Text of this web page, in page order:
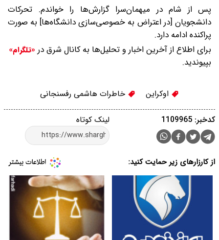
پس از شام در میهمان‌سرا گزارش‌ها را خواندم. تحرکات
دانشجویان [در اعتراض به خصوصی‌سازی دانشگاه‌ها] به صورت
پراکنده ادامه دارد.
برای اطلاع از آخرین اخبار و تحلیل‌ها به کانال شرق در «تلگرام»
بپیوندید.
اوکراین خاطرات هاشمی رفسنجانی
لینک کوتاه کدخبر: 1109965
از کارزارهای زیر حمایت کنید: